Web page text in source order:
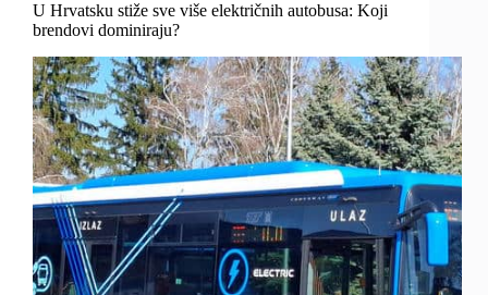
U Hrvatsku stiže sve više električnih autobusa: Koji
brendovi dominiraju?